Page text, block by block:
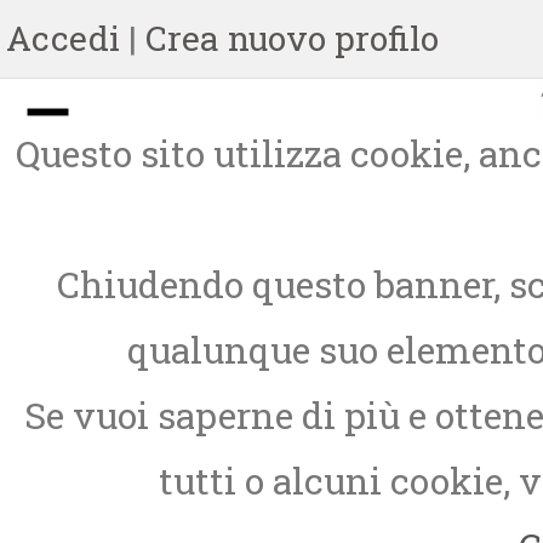
Accedi | Crea nuovo profilo
Questo sito utilizza cookie,
Chiudendo questo banner,
qualunque suo
Se vuoi saperne di più e
tutti o alcuni cookie,